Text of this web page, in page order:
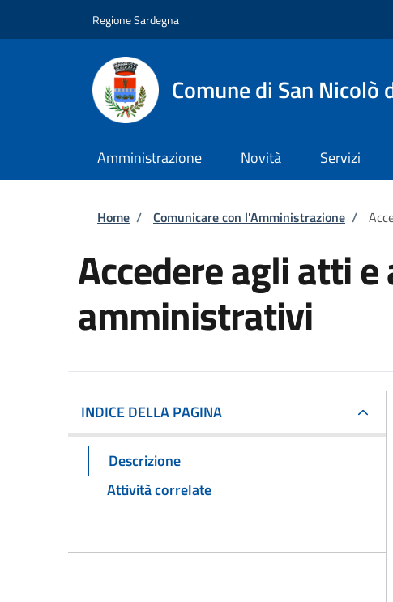
Regione Sardegna
Comune di San Nicolò
Amministrazione Novità Servizi
Briciole di pane
Home / Comunicare con l'Amministrazione /
Accedere agli atti
amministrativi
INDICE DELLA PAGINA
Descrizione
Attività correlate